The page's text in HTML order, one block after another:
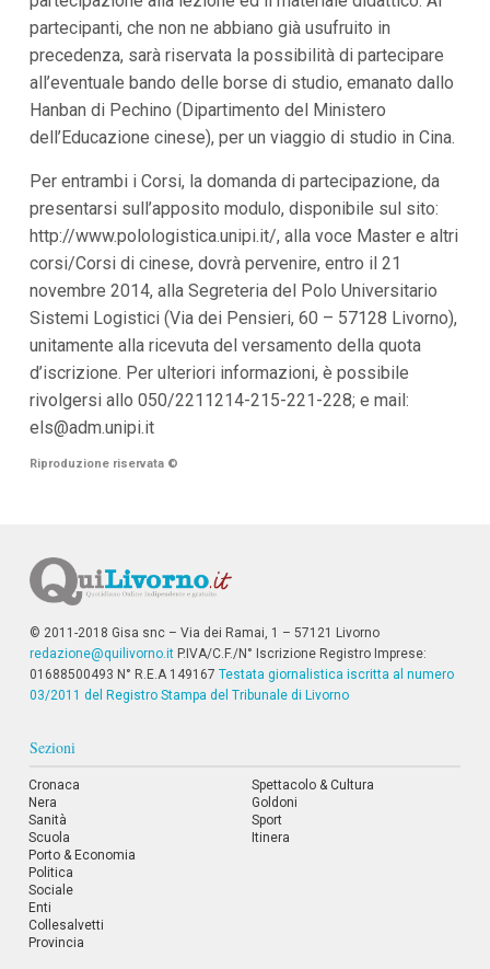
n
f
n
d
o
partecipanti, che non ne abbiano già usufruito in
precedenza, sarà riservata la possibilità di partecipare
all’eventuale bando delle borse di studio, emanato dallo
Hanban di Pechino (Dipartimento del Ministero
dell’Educazione cinese), per un viaggio di studio in Cina.
Per entrambi i Corsi, la domanda di partecipazione, da
presentarsi sull’apposito modulo, disponibile sul sito:
http://www.polologistica.unipi.it/, alla voce Master e altri
corsi/Corsi di cinese, dovrà pervenire, entro il 21
novembre 2014, alla Segreteria del Polo Universitario
Sistemi Logistici (Via dei Pensieri, 60 – 57128 Livorno),
unitamente alla ricevuta del versamento della quota
d’iscrizione. Per ulteriori informazioni, è possibile
rivolgersi allo 050/2211214-215-221-228; e mail:
els@adm.unipi.it
Riproduzione riservata ©
© 2011-2018 Gisa snc – Via dei Ramai, 1 – 57121 Livorno
redazione@quilivorno.itP.IVA/C.F./N° Iscrizione Registro Imprese:
01688500493 N° R.E.A 149167 Testata giornalistica iscritta al numero
03/2011 del Registro Stampa del Tribunale di Livorno
Sezioni
Cronaca
Nera
Sanità
Scuola
Porto & Economia
Politica
Sociale
Enti
Collesalvetti
Provincia
Spettacolo & Cultura
Goldoni
Sport
Itinera